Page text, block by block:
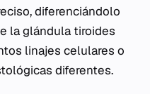
diferenciándolo
la glándula tiroides
linajes celulares o
diferentes.